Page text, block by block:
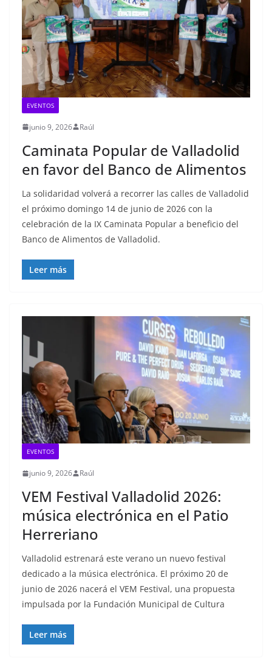
EVENTOS
junio 9, 2026 Raúl
Caminata Popular de Valladolid
en favor del Banco de Alimentos
La solidaridad volverá a recorrer las calles de Valladolid
el próximo domingo 14 de junio de 2026 con la
celebración de la IX Caminata Popular a beneficio del
Banco de Alimentos de Valladolid.
Leer más
EVENTOS
junio 9, 2026 Raúl
VEM Festival Valladolid 2026:
música electrónica en el Patio
Herreriano
Valladolid estrenará este verano un nuevo festival
dedicado a la música electrónica. El próximo 20 de
junio de 2026 nacerá el VEM Festival, una propuesta
impulsada por la Fundación Municipal de Cultura
Leer más